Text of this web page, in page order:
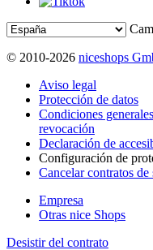
© 2010-2026 niceshops
Aviso legal
Protección de datos
Condiciones
revocación
Declaración de
Configuración de
Cancelar contratos
Empresa
Otras nice Shops
Desistir del contrato